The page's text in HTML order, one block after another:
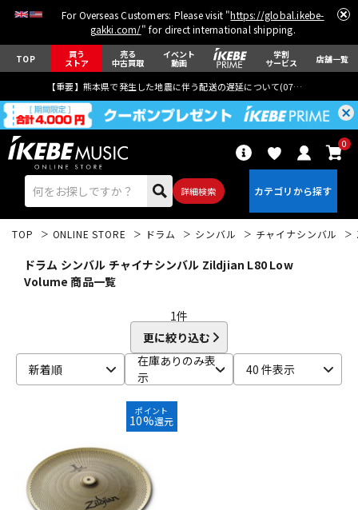
For Overseas Customers: Please visit "https://global.ikebe-
gakki.com/" for direct international shipping.
TOP 買う
ストア
売る
中古買取
イベント
動画
学割
サービス 店舗一覧
【重要】熊本県で発生した地震に伴う配送の遅延について(07月29日
詳細検索
0
ベース ウクレレ
キーボード
TOP ONLINE STORE ドラム シンバル チャイナシンバル
ドラム シンバル チャイナシンバル Zildjian L80 Low
Volume 商品一覧
1件
更に絞り込む
新着順
在庫ありのみ表
示
40 件表示
ポイント
10%還元